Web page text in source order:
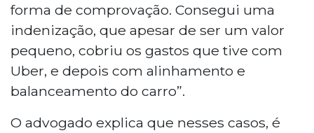
forma de comprovação. Consegui uma
indenização, que apesar de ser um valor
pequeno, cobriu os gastos que tive com
Uber, e depois com alinhamento e
balanceamento do carro”.
O advogado explica que nesses casos, é